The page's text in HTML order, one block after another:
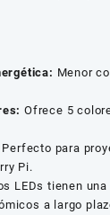
Menor
Ofrece 5
Perfecto para
Pi.
LEDs tienen
a largo